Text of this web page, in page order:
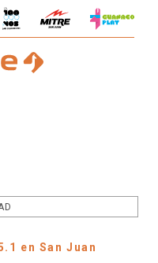
en San Juan